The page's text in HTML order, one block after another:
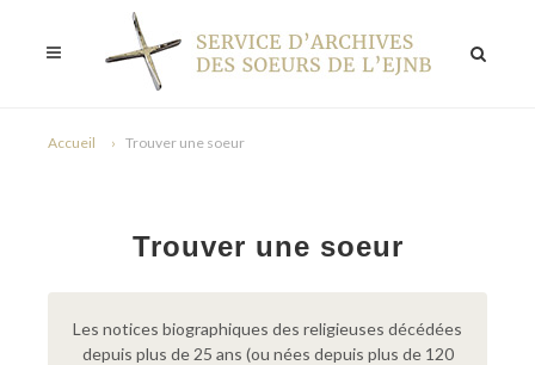
Accueil Trouver une soeur
Trouver une soeur
Les notices biographiques des religieuses décédées
depuis plus de 25 ans (ou nées depuis plus de 120